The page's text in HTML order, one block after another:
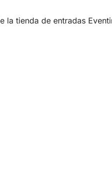
tienda de entradas